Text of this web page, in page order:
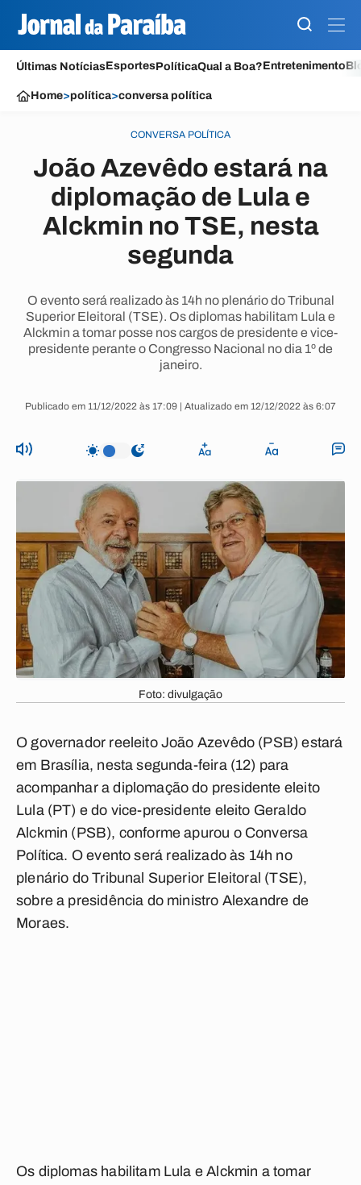
Últimas NotíciasEsportesPolíticaQual a Boa?Entretenimento
Home>política>conversa política
CONVERSA POLÍTICA
João Azevêdo estará na
diplomação de Lula e
Alckmin no TSE, nesta
segunda
O evento será realizado às 14h no plenário do Tribunal
Superior Eleitoral (TSE). Os diplomas habilitam Lula e
Alckmin a tomar posse nos cargos de presidente e vice-
presidente perante o Congresso Nacional no dia 1º de
janeiro.
Publicado em 11/12/2022 às 17:09 | Atualizado em 12/12/2022 às 6:07
Foto: divulgação
O governador reeleito João Azevêdo (PSB) estará
em Brasília, nesta segunda-feira (12) para
acompanhar a diplomação do presidente eleito
Lula (PT) e do vice-presidente eleito Geraldo
Alckmin (PSB), conforme apurou o Conversa
Política. O evento será realizado às 14h no
plenário do Tribunal Superior Eleitoral (TSE),
sobre a presidência do ministro Alexandre de
Moraes.
Os diplomas habilitam Lula e Alckmin a tomar